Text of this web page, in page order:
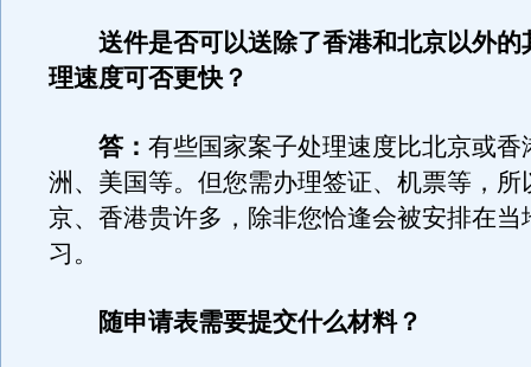
送件是否可以送除了香港和北京以外的
理速度可否更快？
答： 有些国家案子处理速度比北京或香
洲、美国等。但您需办理签证、机票等，所
京、香港贵许多，除非您恰逢会被安排在当
习。
随申请表需要提交什么材料？